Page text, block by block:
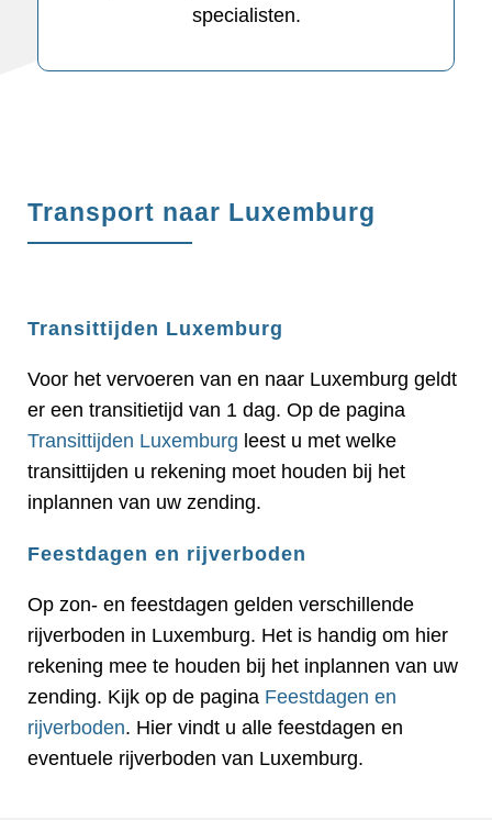
specialisten.
Transport naar Luxemburg
Transittijden Luxemburg
Voor het vervoeren van en naar Luxemburg geldt
er een transitietijd van 1 dag. Op de pagina
Transittijden Luxemburg leest u met welke
transittijden u rekening moet houden bij het
inplannen van uw zending.
Feestdagen en rijverboden
Op zon- en feestdagen gelden verschillende
rijverboden in Luxemburg. Het is handig om hier
rekening mee te houden bij het inplannen van uw
zending. Kijk op de pagina Feestdagen en
rijverboden. Hier vindt u alle feestdagen en
eventuele rijverboden van Luxemburg.